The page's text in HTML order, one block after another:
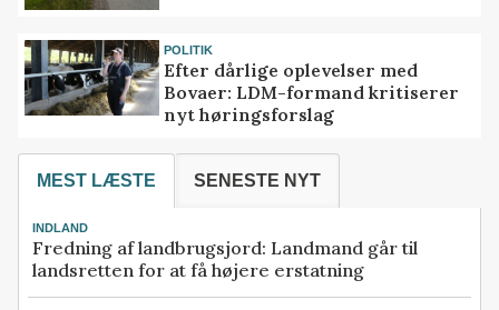
POLITIK
Efter dårlige oplevelser med
Bovaer: LDM-formand kritiserer
nyt høringsforslag
MEST LÆSTE SENESTE NYT
INDLAND
Fredning af landbrugsjord: Landmand går til
landsretten for at få højere erstatning